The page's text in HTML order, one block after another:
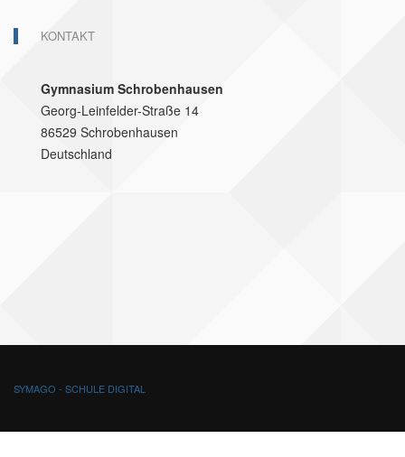
KONTAKT
Gymnasium Schrobenhausen
Georg-Leinfelder-Straße 14
86529 Schrobenhausen
Deutschland
SYMAGO - SCHULE DIGITAL